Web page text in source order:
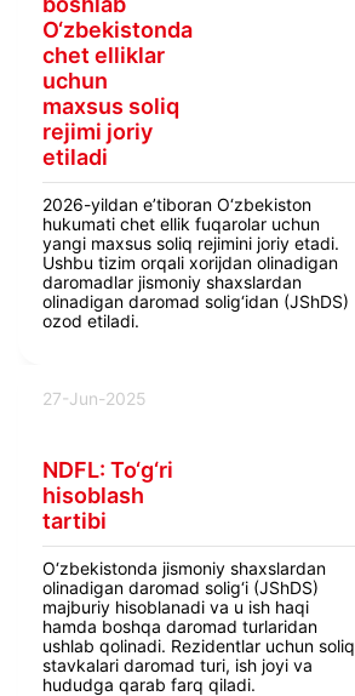
O‘zbekistonda
chet elliklar
uchun
maxsus soliq
rejimi joriy
etiladi
2026-yildan e’tiboran O‘zbekiston
hukumati chet ellik fuqarolar uchun
yangi maxsus soliq rejimini joriy etadi.
Ushbu tizim orqali xorijdan olinadigan
daromadlar jismoniy shaxslardan
olinadigan daromad solig‘idan (JShDS)
ozod etiladi.
27-Jun-2025
NDFL: To‘g‘ri
hisoblash
tartibi
O‘zbekistonda jismoniy shaxslardan
olinadigan daromad solig‘i (JShDS)
majburiy hisoblanadi va u ish haqi
hamda boshqa daromad turlaridan
ushlab qolinadi. Rezidentlar uchun soliq
stavkalari daromad turi, ish joyi va
hududga qarab farq qiladi.